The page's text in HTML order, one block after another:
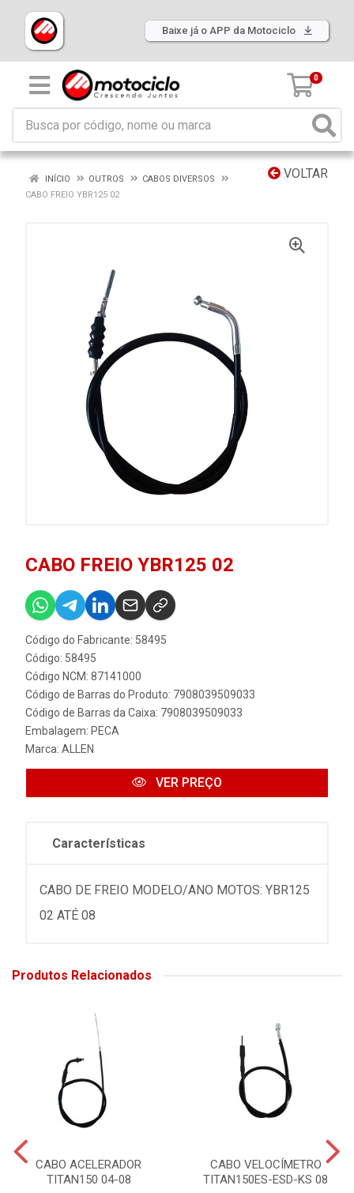
Baixe já o APP da Motociclo
0
VOLTAR
INÍCIO OUTROS
CABOS DIVERSOS
CABO FREIO YBR125 02
CABO FREIO YBR125 02
Código do Fabricante: 58495
Código: 58495
Código NCM: 87141000
Código de Barras do Produto: 7908039509033
Código de Barras da Caixa: 7908039509033
Embalagem: PECA
Marca: ALLEN
VER PREÇO
Características
CABO DE FREIO MODELO/ANO MOTOS: YBR125
02 ATÉ 08
Produtos Relacionados
CABO ACELERADOR
TITAN150 04-08
CABO VELOCÍMETRO
TITAN150ES-ESD-KS 08